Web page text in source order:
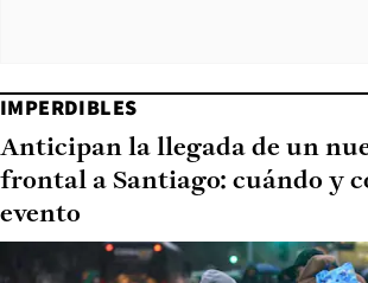
IMPERDIBLES
Anticipan la llegada de un
frontal a Santiago: cuándo y
evento